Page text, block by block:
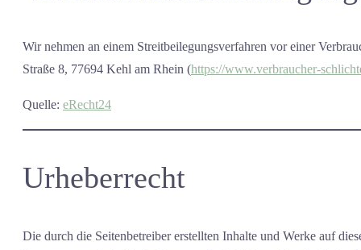
Wir nehmen an einem Streitbeilegungsverfahren vor einer
Straße 8, 77694 Kehl am Rhein (https://www.verbraucher-
Quelle: eRecht24
Urheberrecht
Die durch die Seitenbetreiber erstellten Inhalte und Werke auf